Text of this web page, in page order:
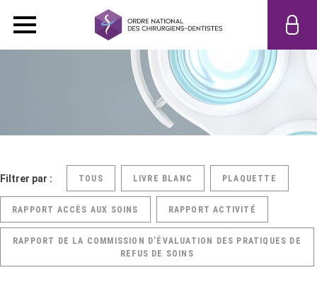
Filtrer par : TOUS LIVRE BLANC PLAQUETTE
RAPPORT ACCÈS AUX SOINS RAPPORT ACTIVITÉ
RAPPORT DE LA COMMISSION D’ÉVALUATION DES PRATIQUES DE
REFUS DE SOINS